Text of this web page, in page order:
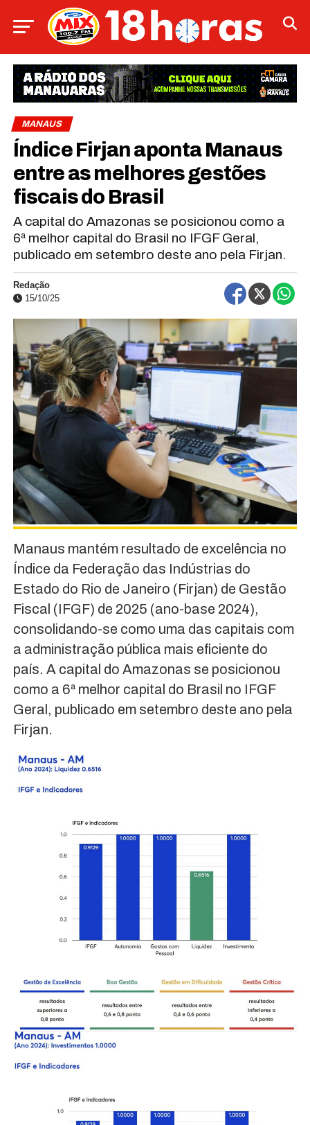
MANAUS
Índice Firjan aponta Manaus
entre as melhores gestões
fiscais do Brasil
A capital do Amazonas se posicionou como a
6ª melhor capital do Brasil no IFGF Geral,
publicado em setembro deste ano pela Firjan.
Redação
15/10/25
Manaus mantém resultado de excelência no
Índice da Federação das Indústrias do
Estado do Rio de Janeiro (Firjan) de Gestão
Fiscal (IFGF) de 2025 (ano-base 2024),
consolidando-se como uma das capitais com
a administração pública mais eficiente do
país. A capital do Amazonas se posicionou
como a 6ª melhor capital do Brasil no IFGF
Geral, publicado em setembro deste ano pela
Firjan.